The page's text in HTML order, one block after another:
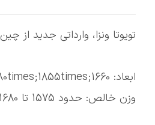
تویوتا ونزا، وارداتی جدید از چین
ابعاد: 4780times;1855times;1660 میلیمتر
وزن خالص: حدود 1575 تا 1680 کیلوگرم